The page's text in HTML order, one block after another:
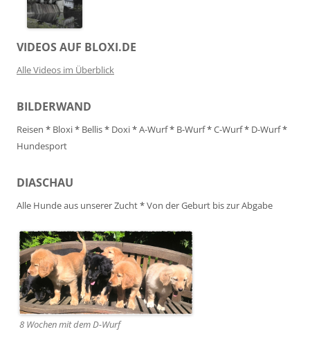
VIDEOS AUF BLOXI.DE
Alle Videos im Überblick
BILDERWAND
Reisen * Bloxi* Bellis* Doxi*A-Wurf* B-Wurf*C-Wurf* D-Wurf*
Hundesport
DIASCHAU
Alle Hunde aus unserer Zucht*Von der Geburt bis zur Abgabe
8 Wochen mit dem D-Wurf